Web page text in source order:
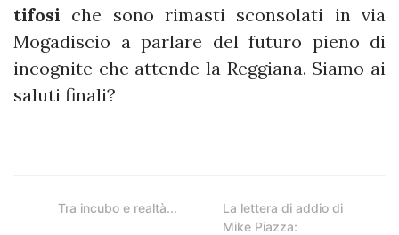
tifosi che sono rimasti sconsolati in via
Mogadiscio a parlare del futuro pieno di
incognite che attende la Reggiana. Siamo ai
saluti finali?
Tra incubo e realtà...
La lettera di addio di
Mike Piazza: